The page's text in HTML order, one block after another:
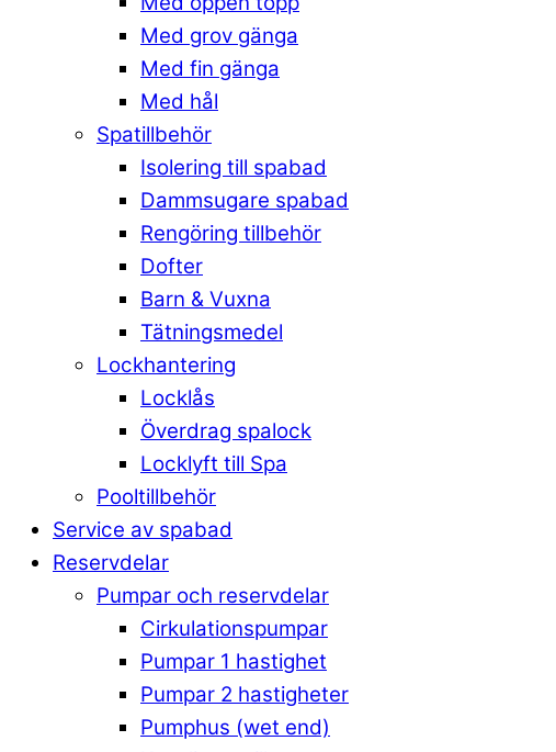
Med grov gänga
Med fin gänga
Med hål
Spatillbehör
Isolering till spabad
Dammsugare spabad
Rengöring tillbehör
Dofter
Barn & Vuxna
Tätningsmedel
Lockhantering
Locklås
Överdrag spalock
Locklyft till Spa
Pooltillbehör
Service av spabad
Reservdelar
Pumpar och reservdelar
Cirkulationspumpar
Pumpar 1 hastighet
Pumpar 2 hastigheter
Pumphus (wet end)